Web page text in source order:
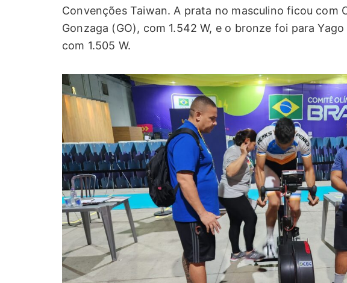
Convenções Taiwan. A prata no masculino ficou com
Gonzaga (GO), com 1.542 W, e o bronze foi para
com 1.505 W.